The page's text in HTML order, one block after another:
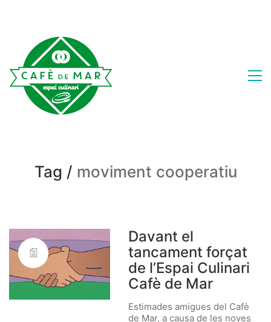
Tag / moviment cooperatiu
Davant el
tancament forçat
de l’Espai Culinari
Cafè de Mar
Estimades amigues del Cafè
de Mar, a causa de les noves